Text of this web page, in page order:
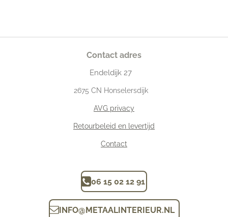
Contact adres
Endeldijk 27
2675 CN Honselersdijk
AVG privacy
Retourbeleid en levertijd
Contact
06 15 02 12 91
INFO@METAALINTERIEUR.NL